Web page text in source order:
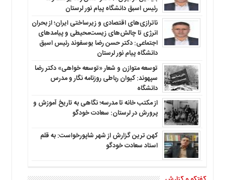
رئیس اسبق دانشگاه پیام نور لرستان
ناترازی‌های اقتصادی و زیرساختی ایران؛ از بحران
انرژی تا چالش‌های زیست‌محیطی و پیامدهای
اجتماعی: دکتر حسن رضا یوسفوند رئیس اسبق
دانشگاه پیام نور لرستان
توسعه متوازن و شعار «توسعه خواهی» دکتر رضا
سپهوند: کیوان رباطی روزنامه نگار و مدرس
دانشگاه
از مکتب خانه تا مدرسه؛ نگاهی به تاریخ آموزش و
پرورش در لرستان: سعادت خودگو
کهن ترین گزارش از شهر شاپورخواست: به قلم
استاد سعادت خودگو